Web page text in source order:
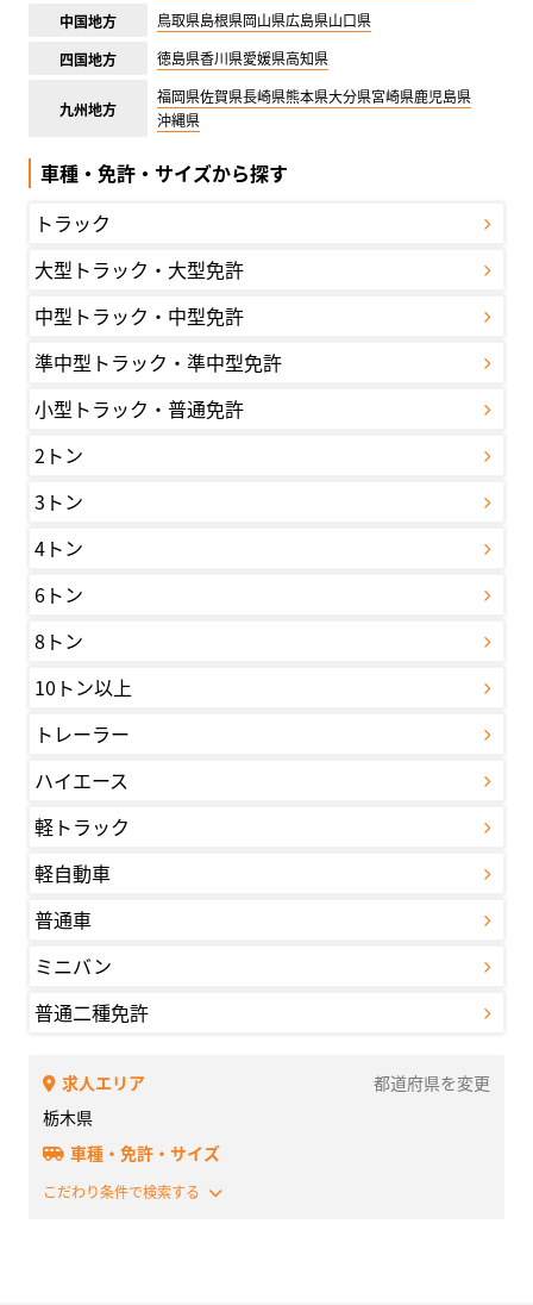
中国地方
鳥取県島根県岡山県広島県山口県
四国地方
徳島県香川県愛媛県高知県
九州地方
福岡県佐賀県長崎県熊本県大分県宮崎県鹿児島県
沖縄県
車種・免許・サイズから探す
トラック
大型トラック・大型免許
中型トラック・中型免許
準中型トラック・準中型免許
小型トラック・普通免許
2トン
3トン
4トン
6トン
8トン
10トン以上
トレーラー
ハイエース
軽トラック
軽自動車
普通車
ミニバン
普通二種免許
求人エリア
都道府県を変更
栃木県
車種・免許・サイズ
こだわり条件で検索する